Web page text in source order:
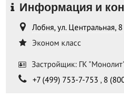
Информация и
Лобня, ул. Центральная, 8
Эконом класс
Застройщик: ГК
+7 (499) 753-7-753 , 8